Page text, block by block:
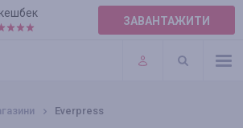
ЗАВАНТАЖИТИ
Everpress